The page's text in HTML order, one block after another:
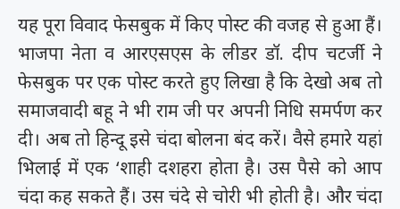
यह पूरा विवाद फेसबुक में किए पोस्ट की वजह से हुआ हैं।
भाजपा नेता व आरएसएस के लीडर डॉ. दीप चटर्जी ने
फेसबुक पर एक पोस्ट करते हुए लिखा है कि देखो अब तो
समाजवादी बहू ने भी राम जी पर अपनी निधि समर्पण कर
दी। अब तो हिन्दू इसे चंदा बोलना बंद करें। वैसे हमारे यहां
भिलाई में एक ‘शाही दशहरा होता है। उस पैसे को आप
चंदा कह सकते हैं। उस चंदे से चोरी भी होती है। और चंदा